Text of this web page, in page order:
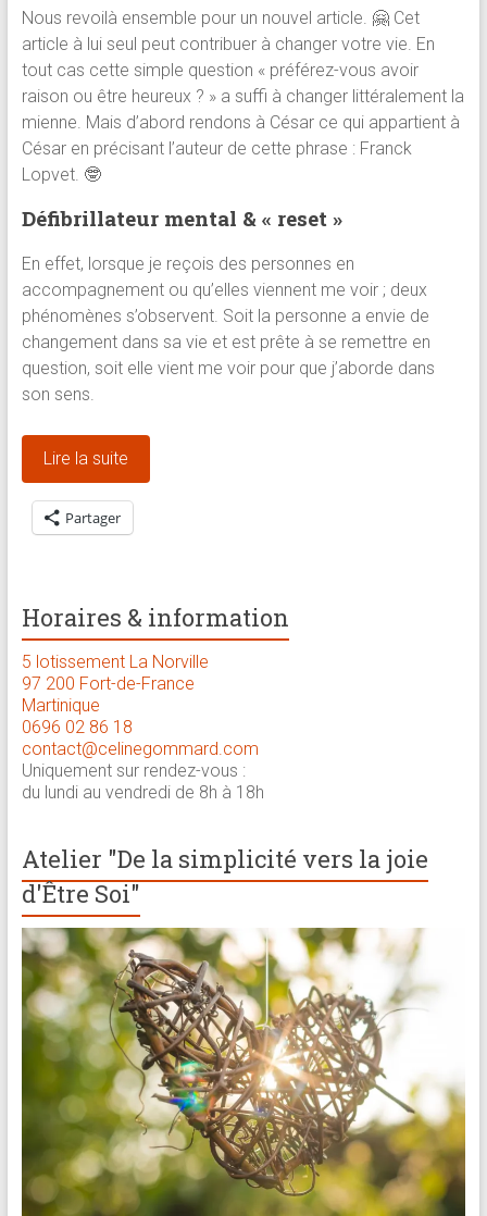
en
thérapie
brève
Nous revoilà ensemble pour un nouvel article. 🤗 Cet
article à lui seul peut contribuer à changer votre vie. En
tout cas cette simple question « préférez-vous avoir
raison ou être heureux ? » a suffi à changer littéralement la
mienne. Mais d’abord rendons à César ce qui appartient à
César en précisant l’auteur de cette phrase : Franck
Lopvet. 🤓
Défibrillateur mental & « reset »
En effet, lorsque je reçois des personnes en
accompagnement ou qu’elles viennent me voir ; deux
phénomènes s’observent. Soit la personne a envie de
changement dans sa vie et est prête à se remettre en
question, soit elle vient me voir pour que j’aborde dans
son sens.
Lire la suite
Partager
Horaires & information
5 lotissement La Norville
97 200 Fort-de-France
Martinique
0696 02 86 18
contact@celinegommard.com
Uniquement sur rendez-vous :
du lundi au vendredi de 8h à 18h
Atelier "De la simplicité vers la joie
d'Être Soi"